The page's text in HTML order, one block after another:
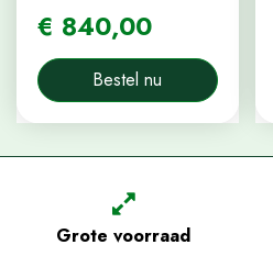
€ 840,00
Bestel nu
Grote voorraad